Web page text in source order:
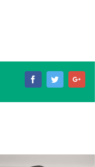
FacebookTwitter